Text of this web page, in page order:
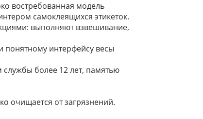
востребованная модель
самоклеящихся этикеток.
выполняют взвешивание,
понятному интерфейсу весы
более 12 лет, памятью
очищается от загрязнений.